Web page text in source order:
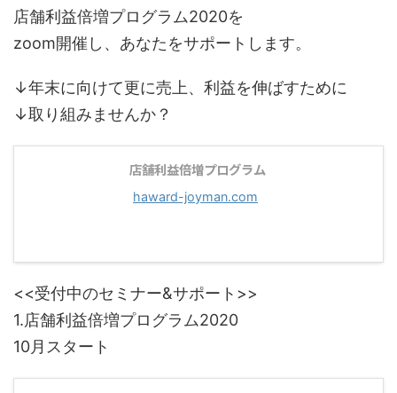
店舗利益倍増プログラム2020を
zoom開催し、あなたをサポートします。
↓年末に向けて更に売上、利益を伸ばすために
↓取り組みませんか？
店舗利益倍増プログラム
haward-joyman.com
<<受付中のセミナー&サポート>>
1.店舗利益倍増プログラム2020
10月スタート